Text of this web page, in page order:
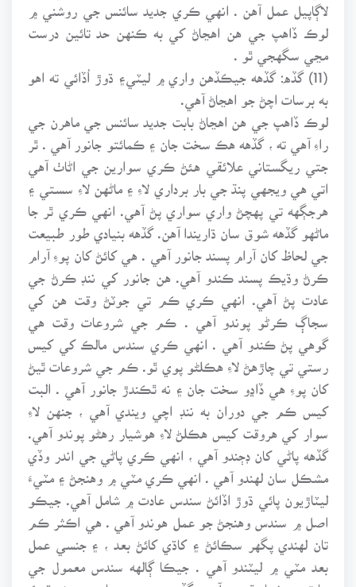
لاڳاپيل عمل آهن . انهي ڪري جديد سائنس جي روشني ۾
لوڪ ڏاهپ جي هن اهڃاڻ کي به ڪنهن حد تائين درست
مڃي سگهجي ٿو .
(11) گڏه: گڏهه جيڪڏهن واري ۾ ليٽي۽ ڌوڙ اُڏائي ته اهو
به برسات اچڻ جو اهڃاڻ آهي.
لوڪ ڏاهپ جي هن اهڃاڻ بابت جديد سائنس جي ماهرن جي
راءِ آهي ته ، گڏهه هڪ سخت جان ۽ ڪمائتو جانور آهي . ٿر
جتي ريگستاني علائقي هئڻ ڪري سوارين جي اڻاٺ آهي
اتي هي ويجهي پنڌ جي بار برداري لاءِ ۽ ماڻهن لاءِ سستي ۽
هرجڳهه تي پهچڻ واري سواري پڻ آهي. انهي ڪري ٿر جا
ماڻهو گڏهه شوق سان ڌاريندا آهن. گڏهه بنيادي طور طبيعت
جي لحاظ کان آرام پسند جانور آهي . هي کائڻ کان پوءِ آرام
ڪرڻ وڌيڪ پسند ڪندو آهي. هن جانور کي ننڊ ڪرڻ جي
عادت پڻ آهي. انهي ڪري ڪم تي جوٽڻ وقت هن کي
سجاڳ ڪرڻو پوندو آهي . ڪم جي شروعات وقت هي
گوهي پڻ ڪندو آهي . انهي ڪري سندس مالڪ کي کيس
رستي تي چاڙهڻ لاءِ هڪلڻو پوي ٿو. ڪم جي شروعات ٿيڻ
کان پوءِ هي ڏاڍو سخت جان ۽ نه ٿڪندڙ جانور آهي . البت
کيس ڪم جي دوران به ننڊ اچي ويندي آهي ، جنهن لاءِ
سوار کي هروقت کيس هڪلڻ لاءِ هوشيار رهڻو پوندو آهي.
گڏهه پاڻي کان ڊڄندو آهي ، انهي ڪري پاڻي جي اندر وڏي
مشڪل سان لهندو آهي . انهي ڪري مٽي ۾ وهنجڻ ۽ مٽيءَ
ليٽاڙيون پائي ڌوڙ اڏائڻ سندس عادت ۾ شامل آهي. جيڪو
اصل ۾ سندس وهنجڻ جو عمل هوندو آهي . هي اڪثر ڪم
تان لهندي پگهر سڪائڻ ۽ کاڌي کائڻ بعد ، ۽ جنسي عمل
بعد مٽي ۾ ليٽندو آهي . جيڪا ڳالهه سندس معمول جي
عادتن ۾ شمار ٿيندي آهي. گڏهه ۾ جنسي هارمون پڻ وڌيڪ